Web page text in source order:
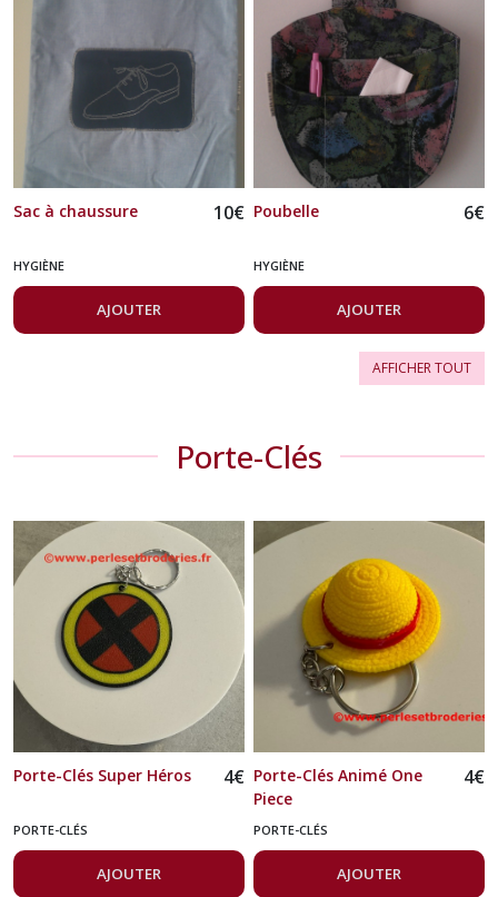
Sac à chaussure 10€
HYGIÈNE
AJOUTER
Poubelle 6€
HYGIÈNE
AJOUTER
AFFICHER TOUT
Porte-Clés
Porte-Clés Super Héros 4€
PORTE-CLÉS
AJOUTER
Porte-Clés Animé One
Piece
4€
PORTE-CLÉS
AJOUTER